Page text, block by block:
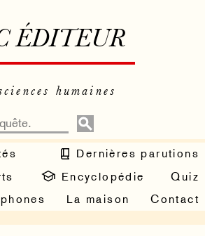
ÉDITEUR
humaines
Dernières parutions
Encyclopédie
Quiz
La maison Contact